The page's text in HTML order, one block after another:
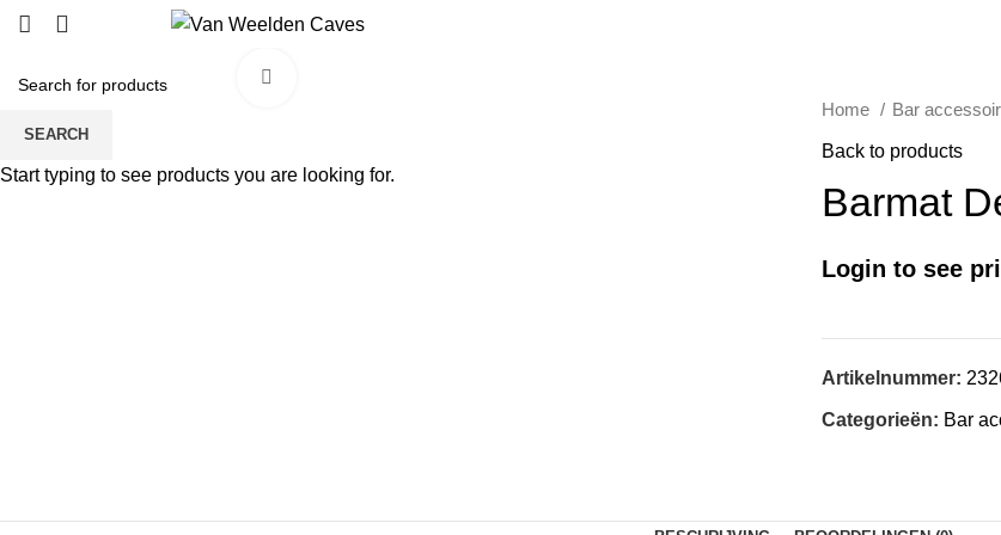
Home Bar
Back to products
Barmat
Login to see
Artikelnummer:
Categorieën: Bar
SEARCH
Start typing to see products you are looking for.